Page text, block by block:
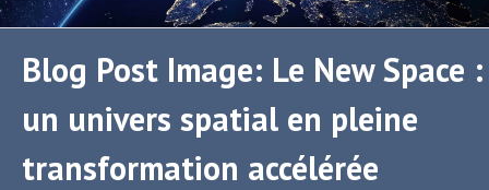
Blog Post Image: Le New Space :
un univers spatial en pleine
transformation accélérée